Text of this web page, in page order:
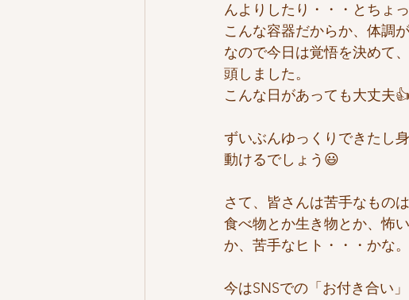
んよりしたり・・・とちょ
こんな容器だからか、体調
なので今日は覚悟を決めて
頭しました。
こんな日があっても大丈夫👍
ずいぶんゆっくりできたし
動けるでしょう😃
さて、皆さんは苦手なもの
食べ物とか生き物とか、怖
か、苦手なヒト・・・かな。
今はSNSでの「お付き合い